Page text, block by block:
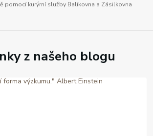
pomocí kurýrní služby Balíkovna a Zásilkovna
z našeho blogu